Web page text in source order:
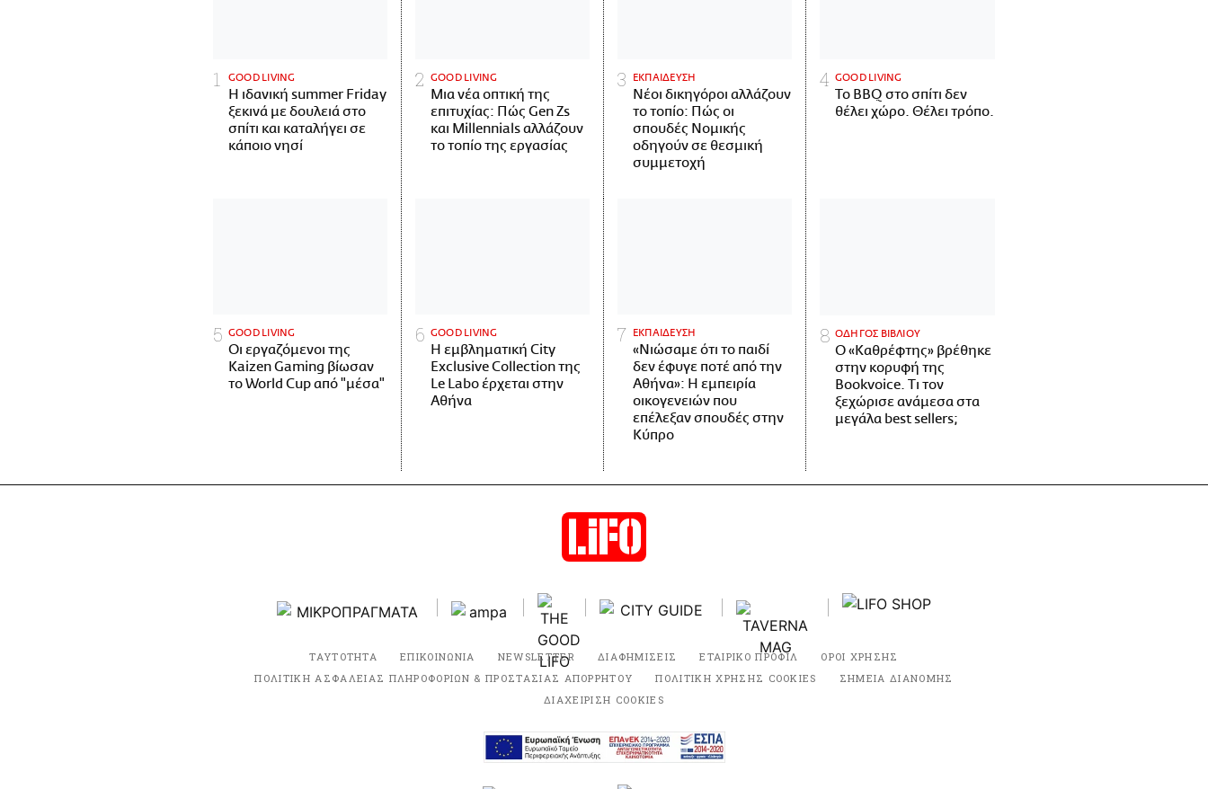
GOOD LIVING
Η ιδανική summer Friday
ξεκινά με δουλειά στο
σπίτι και καταλήγει σε
κάποιο νησί
GOOD LIVING
Μια νέα οπτική της
επιτυχίας: Πώς Gen Zs
και Millennials αλλάζουν
το τοπίο της εργασίας
ΕΚΠΑΙΔΕΥΣΗ
Νέοι δικηγόροι αλλάζουν
το τοπίο: Πώς οι
σπουδές Νομικής
οδηγούν σε θεσμική
συμμετοχή
GOOD LIVING
Το BBQ στο σπίτι δεν
θέλει χώρο. Θέλει τρόπο.
GOOD LIVING
Οι εργαζόμενοι της
Kaizen Gaming βίωσαν
το World Cup από "μέσα"
GOOD LIVING
Η εμβληματική City
Exclusive Collection της
Le Labo έρχεται στην
Αθήνα
ΕΚΠΑΙΔΕΥΣΗ
«Νιώσαμε ότι το παιδί
δεν έφυγε ποτέ από την
Αθήνα»: Η εμπειρία
οικογενειών που
επέλεξαν σπουδές στην
Κύπρο
ΟΔΗΓΟΣ ΒΙΒΛΙΟΥ
Ο «Καθρέφτης» βρέθηκε
στην κορυφή της
Bookvoice. Τι τον
ξεχώρισε ανάμεσα στα
μεγάλα best sellers;
ΤΑΥΤΟΤΗΤΑ ΕΠΙΚΟΙΝΩΝΙΑ NEWSLETTER ΔΙΑΦΗΜΙΣΕΙΣ ΕΤΑΙΡΙΚΟ ΠΡΟΦΙΛ
ΟΡΟΙ ΧΡΗΣΗΣ
ΠΟΛΙΤΙΚΗ ΑΣΦΑΛΕΙΑΣ ΠΛΗΡΟΦΟΡΙΩΝ & ΠΡΟΣΤΑΣΙΑΣ ΑΠΟΡΡΗΤΟΥ
ΠΟΛΙΤΙΚΗ ΧΡΗΣΗΣ COOKIES
ΣΗΜΕΙΑ ΔΙΑΝΟΜΗΣ
ΔΙΑΧΕΙΡΙΣΗ COOKIES